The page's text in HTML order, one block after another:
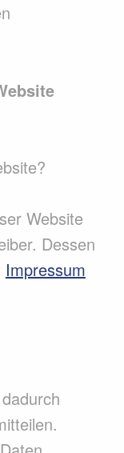
Website
Dessen
Impressum